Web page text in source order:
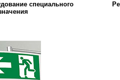
специального